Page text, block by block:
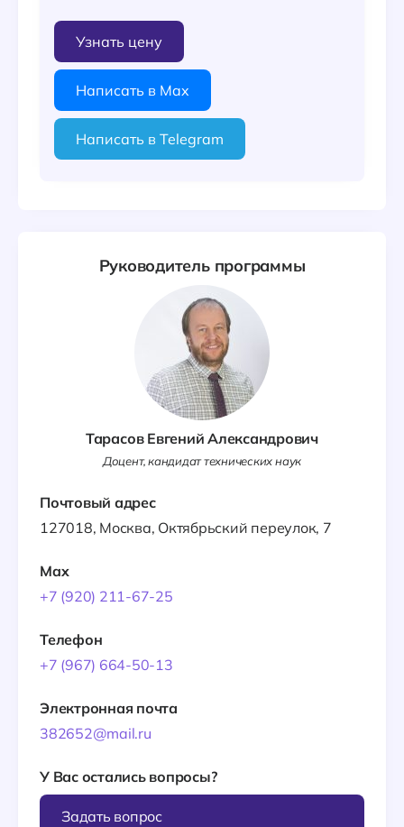
Руководитель программы
Тарасов Евгений Александрович
Доцент, кандидат технических наук
Почтовый адрес
127018, Москва, Октябрьский переулок, 7
Max
+7 (920) 211-67-25
Телефон
+7 (967) 664-50-13
Электронная почта
382652@mail.ru
У Вас остались вопросы?
Задать вопрос
Узнать цену
Написать в Max
Написать в Telegram